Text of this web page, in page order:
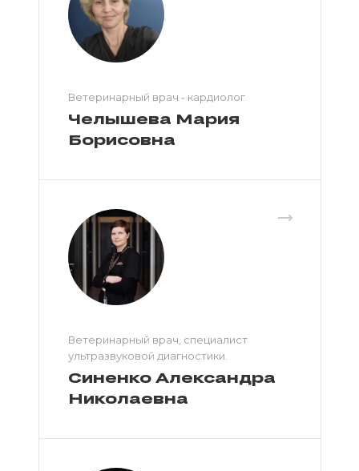
Ветеринарный врач - кардиолог
Челышева Мария
Борисовна
Ветеринарный врач, специалист
ультразвуковой диагностики.
Синенко Александра
Николаевна